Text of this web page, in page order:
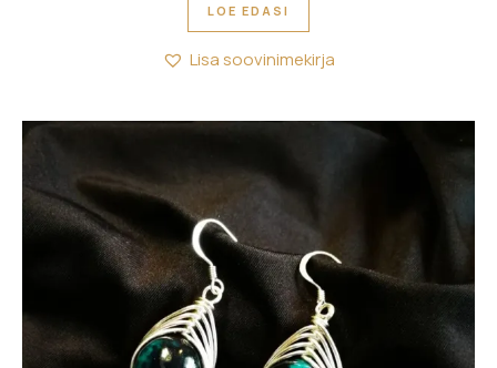
LOE EDASI
Lisa soovinimekirja